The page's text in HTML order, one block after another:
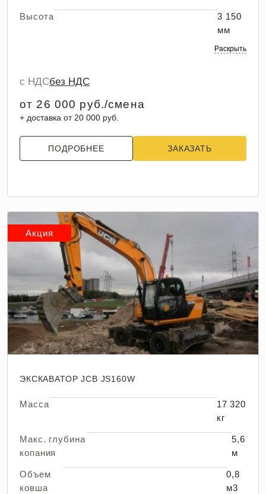
Высота
3 150
мм
Раскрыть
с НДСбез НДС
от 26 000 руб./смена
+ доставка от 20 000 руб.
ПОДРОБНЕЕ ЗАКАЗАТЬ
Акция
ЭКСКАВАТОР JCB JS160W
Масса
17 320
кг
Макс. глубина
копания
5,6
м
Объем
ковша
0,8
м3